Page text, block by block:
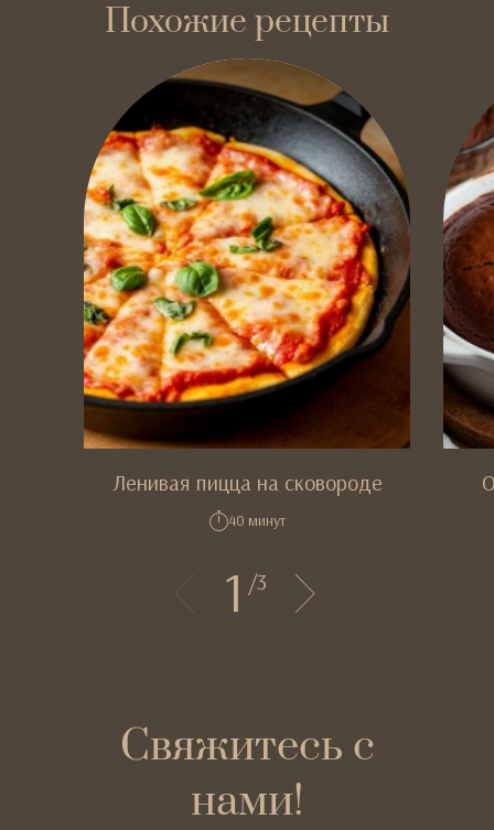
Похожие рецепты
Ленивая пицца на сковороде
40 минут
1 /3
Свяжитесь с
нами!